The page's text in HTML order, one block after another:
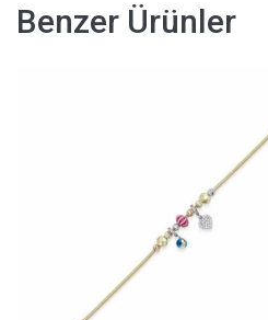
Benzer Ürünler